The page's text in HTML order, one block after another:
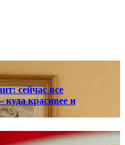
сейчас все
красивее и